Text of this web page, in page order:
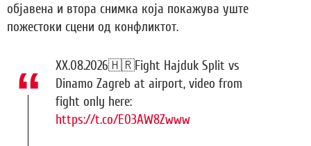
објавена и втора снимка која покажува уште
пожестоки сцени од конфликтот.
XX.08.2026🇭🇷Fight Hajduk Split vs
Dinamo Zagreb at airport, video from
fight only here:
https://t.co/E03AW8Zwww